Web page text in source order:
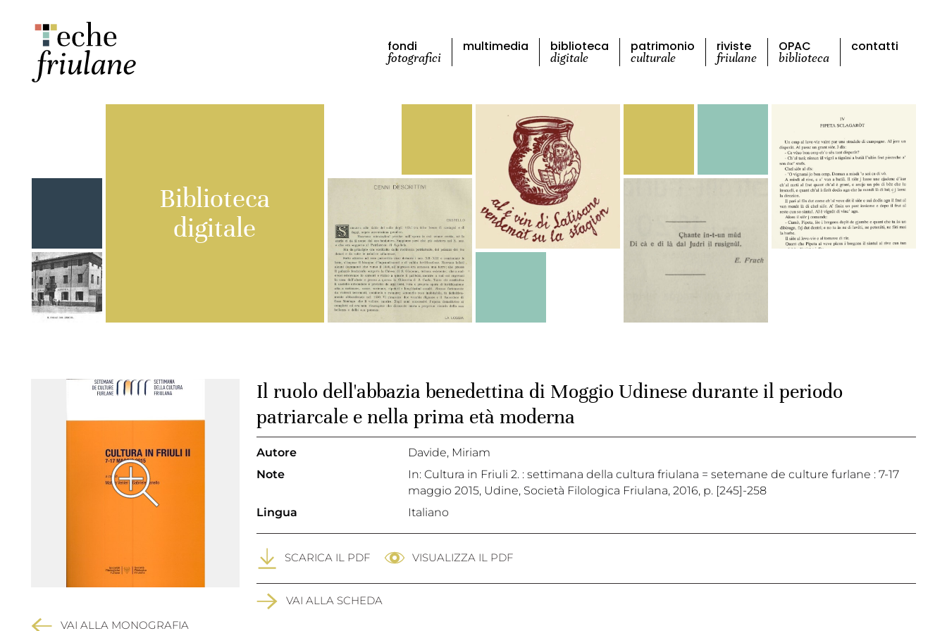
fondi
fotografici
multimedia biblioteca
digitale
patrimonio
culturale
riviste
friulane
OPAC
biblioteca
contatti
Biblioteca
digitale
VAI ALLA MONOGRAFIA
Il ruolo dell'abbazia benedettina di Moggio Udinese durante il periodo
patriarcale e nella prima età moderna
Autore
Davide, Miriam
Note
In: Cultura in Friuli 2. : settimana della cultura friulana = setemane de culture furlane : 7-17
maggio 2015, Udine, Società Filologica Friulana, 2016, p. [245]-258
Lingua
Italiano
SCARICA IL PDF VISUALIZZA IL PDF
VAI ALLA SCHEDA